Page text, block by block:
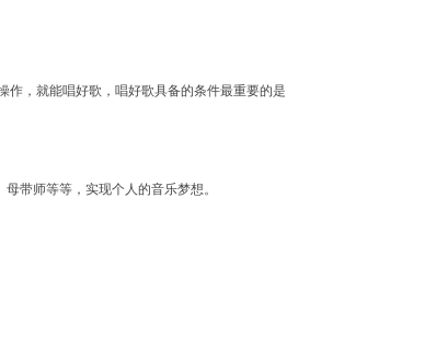
作，就能唱好歌，唱好歌具备的条件最重要的是
带师等等，实现个人的音乐梦想。